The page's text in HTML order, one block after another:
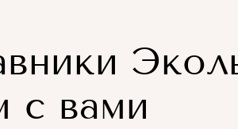
с вами